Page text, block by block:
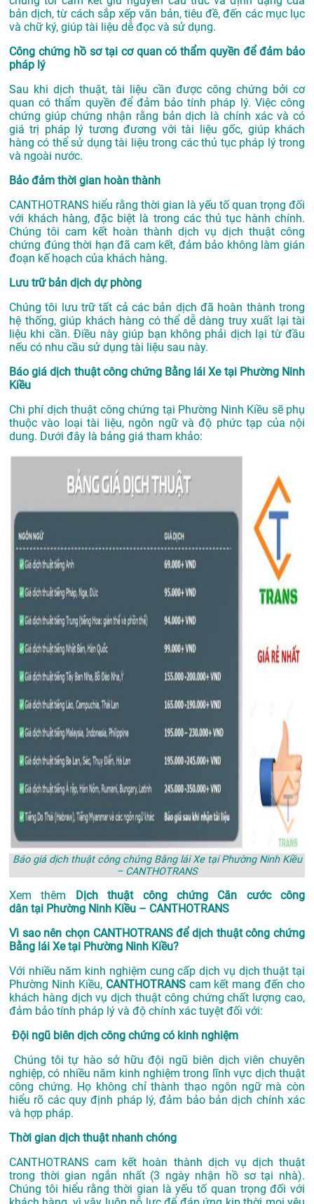
bản dịch, từ cách sắp xếp văn bản, tiêu đề, đến các mục lục
và chữ ký, giúp tài liệu dễ đọc và sử dụng.
Công chứng hồ sơ tại cơ quan có thẩm quyền để đảm bảo
pháp lý
Sau khi dịch thuật, tài liệu cần được công chứng bởi cơ
quan có thẩm quyền để đảm bảo tính pháp lý. Việc công
chứng giúp chứng nhận rằng bản dịch là chính xác và có
giá trị pháp lý tương đương với tài liệu gốc, giúp khách
hàng có thể sử dụng tài liệu trong các thủ tục pháp lý trong
và ngoài nước.
Bảo đảm thời gian hoàn thành
CANTHOTRANS hiểu rằng thời gian là yếu tố quan trọng đối
với khách hàng, đặc biệt là trong các thủ tục hành chính.
Chúng tôi cam kết hoàn thành dịch vụ dịch thuật công
chứng đúng thời hạn đã cam kết, đảm bảo không làm gián
đoạn kế hoạch của khách hàng.
Lưu trữ bản dịch dự phòng
Chúng tôi lưu trữ tất cả các bản dịch đã hoàn thành trong
hệ thống, giúp khách hàng có thể dễ dàng truy xuất lại tài
liệu khi cần. Điều này giúp bạn không phải dịch lại từ đầu
nếu có nhu cầu sử dụng tài liệu sau này.
Báo giá dịch thuật công chứng Bằng lái Xe tại Phường Ninh
Kiều
Chi phí dịch thuật công chứng tại Phường Ninh Kiều sẽ phụ
thuộc vào loại tài liệu, ngôn ngữ và độ phức tạp của nội
dung. Dưới đây là bảng giá tham khảo:
Báo giá dịch thuật công chứng Bằng lái Xe tại Phường Ninh Kiều
– CANTHOTRANS
Xem thêm
Dịch thuật công chứng Căn cước công
dân tại Phường Ninh Kiều – CANTHOTRANS
Vì sao nên chọn CANTHOTRANS để dịch thuật công chứng
Bằng lái Xe tại Phường Ninh Kiều?
Với nhiều năm kinh nghiệm cung cấp dịch vụ dịch thuật tại
Phường Ninh Kiều, CANTHOTRANScam kết mang đến cho
khách hàng dịch vụ dịch thuật công chứng chất lượng cao,
đảm bảo tính pháp lý và độ chính xác tuyệt đối với:
Đội ngũ biên dịch công chứng có kinh nghiệm
Chúng tôi tự hào sở hữu đội ngũ biên dịch viên chuyên
nghiệp, có nhiều năm kinh nghiệm trong lĩnh vực dịch thuật
công chứng. Họ không chỉ thành thạo ngôn ngữ mà còn
hiểu rõ các quy định pháp lý, đảm bảo bản dịch chính xác
và hợp pháp.
Thời gian dịch thuật nhanh chóng
CANTHOTRANS cam kết hoàn thành dịch vụ dịch thuật
trong thời gian ngắn nhất (3 ngày nhận hồ sơ tại nhà).
Chúng tôi hiểu rằng thời gian là yếu tố quan trọng đối với